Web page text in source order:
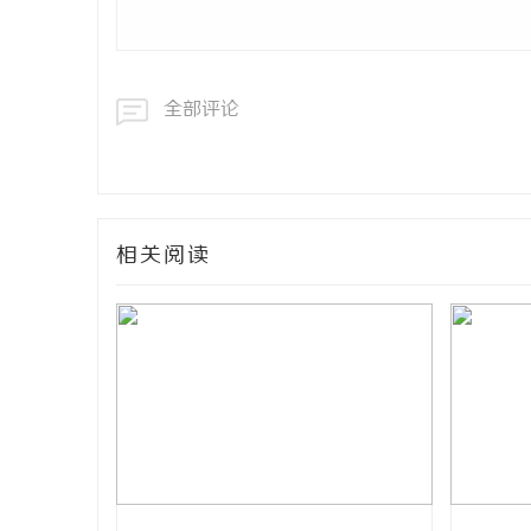
全部评论
相关阅读